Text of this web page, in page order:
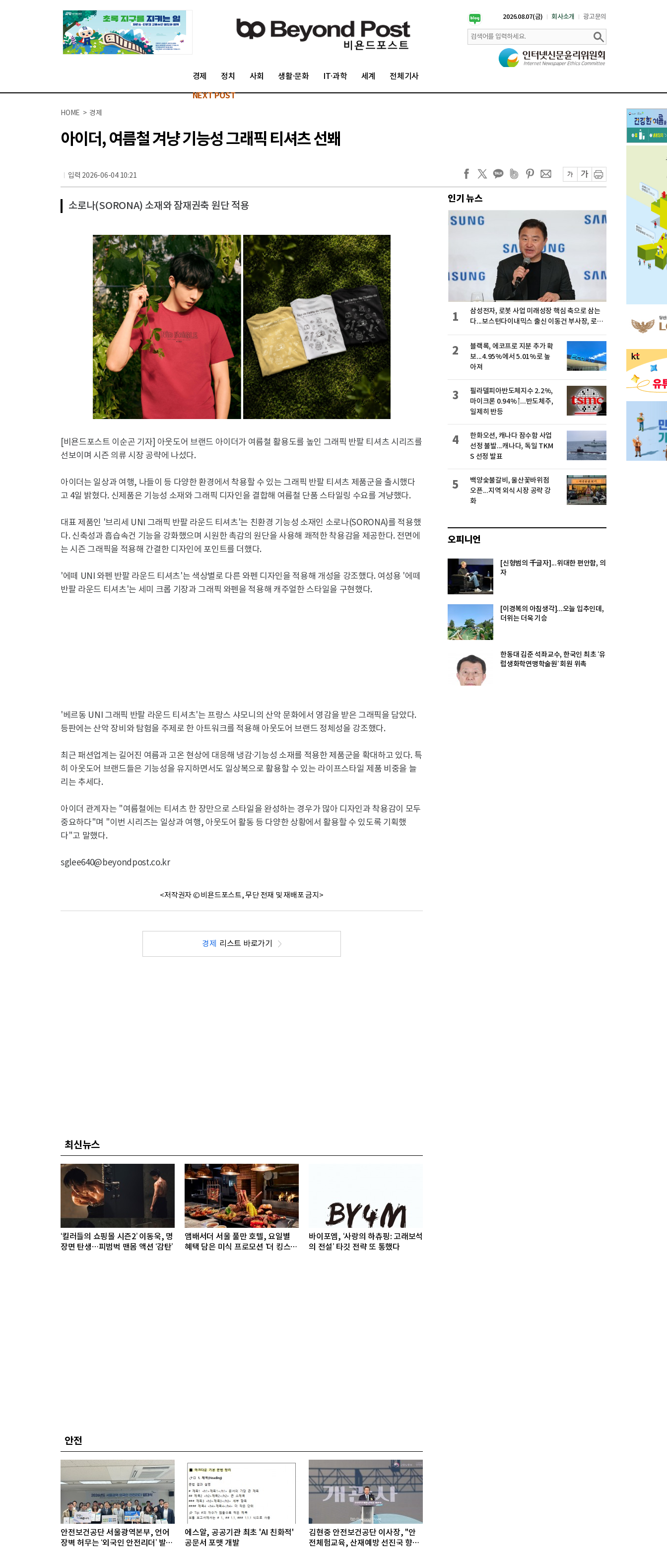
2026.08.07(금) 회사소개 광고문의
경제 정치 사회 생활·문화 IT·과학 세계 전체기사
NEXT POST
HOME > 경제
아이더, 여름철 겨냥 기능성 그래픽 티셔츠 선봬
입력 2026-06-04 10:21
소로나(SORONA) 소재와 잠재권축 원단 적용
[비욘드포스트 이순곤 기자] 아웃도어 브랜드 아이더가 여름철 활용도를 높인 그래픽 반팔 티셔츠 시리즈를
선보이며 시즌 의류 시장 공략에 나섰다.
아이더는 일상과 여행, 나들이 등 다양한 환경에서 착용할 수 있는 그래픽 반팔 티셔츠 제품군을 출시했다
고 4일 밝혔다. 신제품은 기능성 소재와 그래픽 디자인을 결합해 여름철 단품 스타일링 수요를 겨냥했다.
대표 제품인 '브리세 UNI 그래픽 반팔 라운드 티셔츠'는 친환경 기능성 소재인 소로나(SORONA)를 적용했
다. 신축성과 흡습속건 기능을 강화했으며 시원한 촉감의 원단을 사용해 쾌적한 착용감을 제공한다. 전면에
는 시즌 그래픽을 적용해 간결한 디자인에 포인트를 더했다.
'에떼 UNI 와펜 반팔 라운드 티셔츠'는 색상별로 다른 와펜 디자인을 적용해 개성을 강조했다. 여성용 '에떼
반팔 라운드 티셔츠'는 세미 크롭 기장과 그래픽 와펜을 적용해 캐주얼한 스타일을 구현했다.
'베르동 UNI 그래픽 반팔 라운드 티셔츠'는 프랑스 샤모니의 산악 문화에서 영감을 받은 그래픽을 담았다.
등판에는 산악 장비와 탐험을 주제로 한 아트워크를 적용해 아웃도어 브랜드 정체성을 강조했다.
최근 패션업계는 길어진 여름과 고온 현상에 대응해 냉감·기능성 소재를 적용한 제품군을 확대하고 있다. 특
히 아웃도어 브랜드들은 기능성을 유지하면서도 일상복으로 활용할 수 있는 라이프스타일 제품 비중을 늘
리는 추세다.
아이더 관계자는 "여름철에는 티셔츠 한 장만으로 스타일을 완성하는 경우가 많아 디자인과 착용감이 모두
중요하다"며 "이번 시리즈는 일상과 여행, 아웃도어 활동 등 다양한 상황에서 활용할 수 있도록 기획했
다"고 말했다.
sglee640@beyondpost.co.kr
<저작권자 © 비욘드포스트, 무단 전재 및 재배포 금지>
경제 리스트 바로가기
최신뉴스
‘킬러들의 쇼핑몰 시즌2’ 이동욱, 명
장면 탄생…피범벅 맨몸 액션 ‘감탄’
앰배서더 서울 풀만 호텔, 요일별
혜택 담은 미식 프로모션 ‘더 킹스 :
바이포엠, ‘사랑의 하츄핑: 고래보석
의 전설’ 타깃 전략 또 통했다
안전
안전보건공단 서울광역본부, 언어
장벽 허무는 ‘외국인 안전리더’ 발대
에스알, 공공기관 최초 'AI 친화적'
공문서 포맷 개발
김현중 안전보건공단 이사장, "안
전체험교육, 산재예방 선진국 향한
인기 뉴스
삼성전자, 로봇 사업 미래성장 핵심 축으로 삼는
다...보스턴다이내믹스 출신 이동건 부사장, 로보
1
블랙록, 에코프로 지분 추가 확
보...4.95%에서 5.01%로 높
아져
2
필라델피아반도체지수 2.2%,
마이크론 0.94%↑...반도체주,
일제히 반등
3
한화오션, 캐나다 잠수함 사업
선정 불발...캐나다, 독일 TKM
S 선정 발표
4
백양숯불갈비, 울산꽃바위점
오픈...지역 외식 시장 공략 강
화
5
오피니언
[신형범의 千글자]...위대한 편안함, 의
자
[이경복의 아침생각]...오늘 입추인데,
더위는 더욱 기승
한동대 김준 석좌교수, 한국인 최초 ‘유
럽생화학연맹학술원’ 회원 위촉